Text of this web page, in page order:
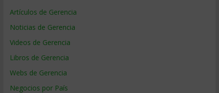
Artículos de Gerencia
Noticias de Gerencia
Videos de Gerencia
Libros de Gerencia
Webs de Gerencia
Negocios por País